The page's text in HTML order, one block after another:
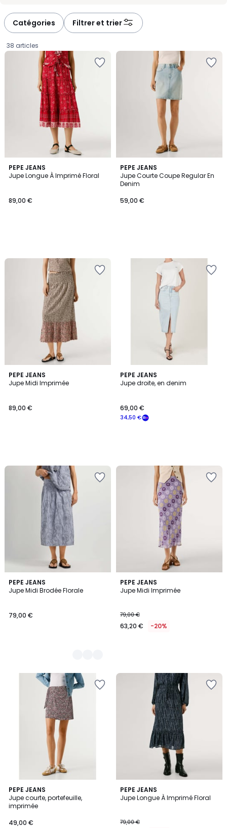
Catégories Filtrer et trier
38 articles
PEPE JEANS
Jupe Longue À Imprimé Floral
€.
89,00 €
PEPE JEANS
Jupe Courte Coupe Regular En
Denim
59,00 €
PEPE JEANS
Jupe Midi Imprimée
89,00 €
PEPE JEANS
Jupe droite, en denim
34,50 €
69,00 €
PEPE JEANS
Jupe Midi Brodée Florale
79,00 €
2
Couleurs
PEPE JEANS
Jupe Midi Imprimée
79,00 €
63,20 € -20%
PEPE JEANS
Jupe courte, portefeuille,
imprimée
49,00 €
3
/
5
PEPE JEANS
Jupe Longue À Imprimé Floral
79,00 €